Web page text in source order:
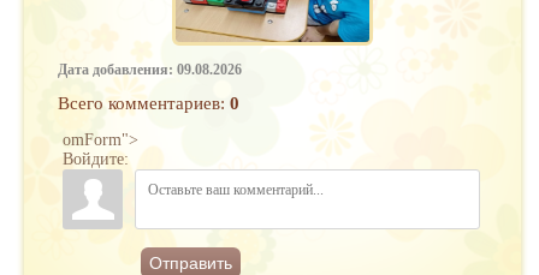
Дата добавления: 09.08.2026
Всего комментариев: 0
omForm">
Войдите:
Отправить